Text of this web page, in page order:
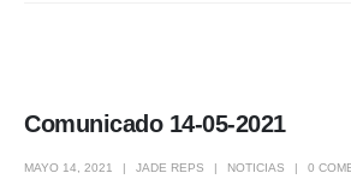
Comunicado 14-05-2021
MAYO 14, 2021 JADE REPS NOTICIAS 0